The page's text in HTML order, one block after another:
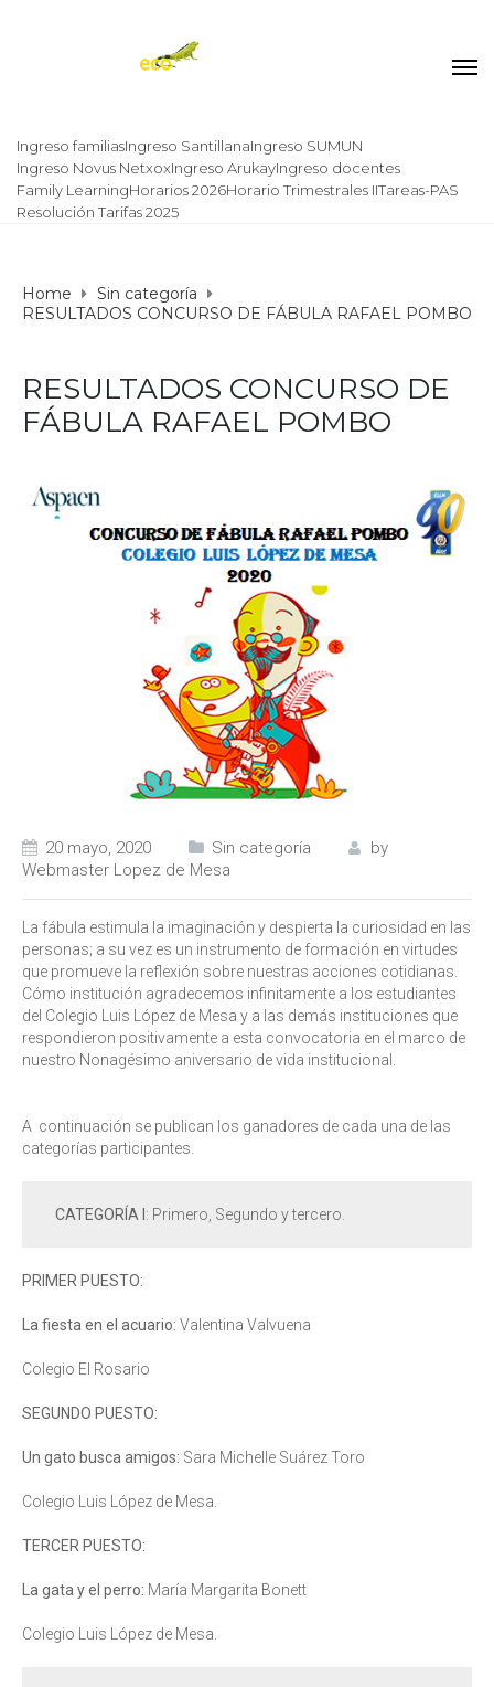
Ingreso familiasIngreso SantillanaIngreso SUMUN
Ingreso Novus NetxoxIngreso ArukayIngreso docentes
Family LearningHorarios 2026Horario Trimestrales IITareas-PAS
Resolución Tarifas 2025
Home
Sin categoría
RESULTADOS CONCURSO DE FÁBULA RAFAEL POMBO
RESULTADOS CONCURSO DE
FÁBULA RAFAEL POMBO
20 mayo, 2020 Sin categoría
by
Webmaster Lopez de Mesa
La fábula estimula la imaginación y despierta la curiosidad en las
personas; a su vez es un instrumento de formación en virtudes
que promueve la reflexión sobre nuestras acciones cotidianas.
Cómo institución agradecemos infinitamente a los estudiantes
del Colegio Luis López de Mesa y a las demás instituciones que
respondieron positivamente a esta convocatoria en el marco de
nuestro Nonagésimo aniversario de vida institucional.
A continuación se publican los ganadores de cada una de las
categorías participantes.
CATEGORÍA I : Primero, Segundo y tercero.
PRIMER PUESTO:
La fiesta en el acuario: Valentina Valvuena
Colegio El Rosario
SEGUNDO PUESTO:
Un gato busca amigos: Sara Michelle Suárez Toro
Colegio Luis López de Mesa.
TERCER PUESTO:
La gata y el perro: María Margarita Bonett
Colegio Luis López de Mesa.